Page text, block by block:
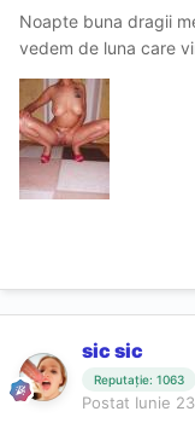
Noapte buna dragii
vedem de luna care
sic sic
Reputație: 1063
Postat Iunie